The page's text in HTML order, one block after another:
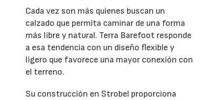
Cada vez son más quienes buscan un
calzado que permita caminar de una forma
más libre y natural. Terra Barefoot responde
a esa tendencia con un diseño flexible y
ligero que favorece una mayor conexión con
el terreno.
Su construcción en Strobel proporciona